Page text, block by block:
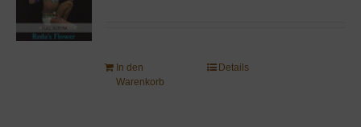
In den
Warenkorb
Details